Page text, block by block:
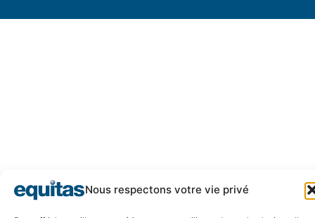
Nous respectons votre vie privé